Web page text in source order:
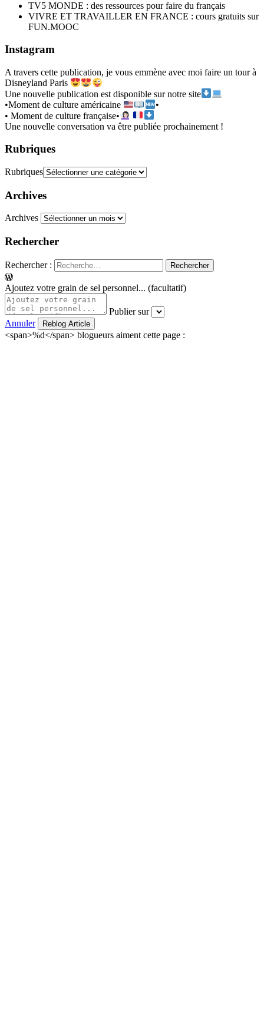
TV5 MONDE : des ressources pour faire du français
VIVRE ET TRAVAILLER EN FRANCE : cours gratuits sur
FUN.MOOC
Instagram
A travers cette publication, je vous emmène avec moi faire un tour à
Disneyland Paris
Une nouvelle publication est disponible sur notre site
•Moment de culture américaine
•
• Moment de culture française•
Une nouvelle conversation va être publiée prochainement !
Rubriques
Rubriques
Archives
Archives
Rechercher
Rechercher :
Ajoutez votre grain de sel personnel... (facultatif)
Publier sur
Annuler
<span>%d</span> blogueurs aiment cette page :